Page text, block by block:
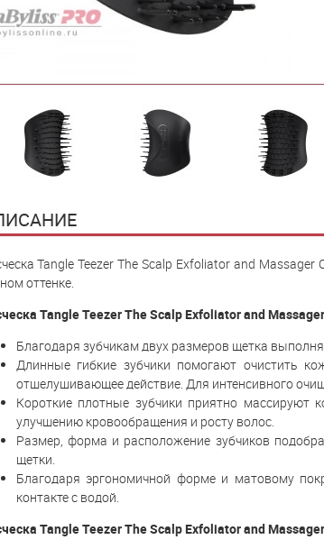
Tangle Teezer The Scalp Exfoliator and
оттенке.
Tangle Teezer The Scalp Exfoliator and
Благодаря зубчикам двух размеров щетка
Длинные гибкие зубчики помогают очистить
отшелушивающее действие. Для интенсивного
Короткие плотные зубчики приятно массируют
улучшению кровообращения и росту волос.
Размер, форма и расположение зубчиков
щетки.
Благодаря эргономичной форме и матовому
контакте с водой.
Tangle Teezer The Scalp Exfoliator and